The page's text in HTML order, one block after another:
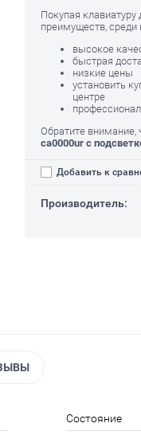
Блок
17-
Покупая
преимуществ, среди
высокое
быстрая
низкие цены
установить
центре
Обратите внимание,
ca0000ur с
Добавить к
Производитель:
Состояние